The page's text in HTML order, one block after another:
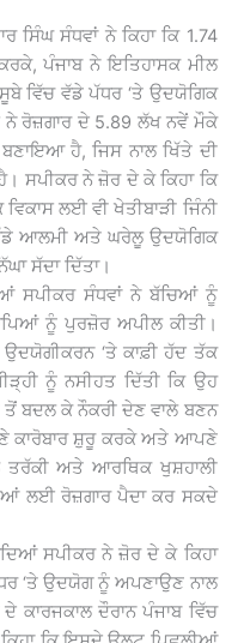
ਸਿੰਘ ਸੰਧਵਾਂ ਨੇ ਕਿਹਾ ਕਿ 1.74
ਪੰਜਾਬ ਨੇ ਇਤਿਹਾਸਕ ਮੀਲ
ਵਿੱਚ ਵੱਡੇ ਪੱਧਰ ‘ਤੇ ਉਦਯੋਗਿਕ
ਰੋਜ਼ਗਾਰ ਦੇ 5.89 ਲੱਖ ਨਵੇਂ ਮੌਕੇ
ਹੈ, ਜਿਸ ਨਾਲ ਖਿੱਤੇ ਦੀ
ਸਪੀਕਰ ਨੇ ਜ਼ੋਰ ਦੇ ਕੇ ਕਿਹਾ ਕਿ
ਲਈ ਵੀ ਖੇਤੀਬਾੜੀ ਜਿੰਨੀ
ਵੱਡੇ ਆਲਮੀ ਅਤੇ ਘਰੇਲੂ ਉਦਯੋਗਿਕ
ਸੱਦਾ ਦਿੱਤਾ।
ਸਪੀਕਰ ਸੰਧਵਾਂ ਨੇ ਬੱਚਿਆਂ ਨੂੰ
ਨੂੰ ਪੁਰਜ਼ੋਰ ਅਪੀਲ ਕੀਤੀ।
ਉਦਯੋਗੀਕਰਨ ‘ਤੇ ਕਾਫ਼ੀ ਹੱਦ ਤੱਕ
ਨੂੰ ਨਸੀਹਤ ਦਿੱਤੀ ਕਿ ਉਹ
ਬਦਲ ਕੇ ਨੌਕਰੀ ਦੇਣ ਵਾਲੇ ਬਣਨ
ਕਾਰੋਬਾਰ ਸ਼ੁਰੂ ਕਰਕੇ ਅਤੇ ਆਪਣੇ
ਤਰੱਕੀ ਅਤੇ ਆਰਥਿਕ ਖੁਸ਼ਹਾਲੀ
ਲਈ ਰੋਜ਼ਗਾਰ ਪੈਦਾ ਕਰ ਸਕਦੇ
ਸਪੀਕਰ ਨੇ ਜ਼ੋਰ ਦੇ ਕੇ ਕਿਹਾ
‘ਤੇ ਉਦਯੋਗ ਨੂੰ ਅਪਣਾਉਣ ਨਾਲ
ਕਾਰਜਕਾਲ ਦੌਰਾਨ ਪੰਜਾਬ ਵਿੱਚ